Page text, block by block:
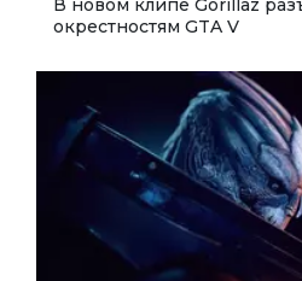
В новом клипе Gorillaz
окрестностям GTA V